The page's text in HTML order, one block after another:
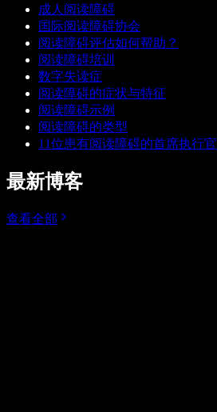
成人阅读障碍
国际阅读障碍协会
阅读障碍评估如何帮助？
阅读障碍培训
数字失读症
阅读障碍的症状与特征
阅读障碍示例
阅读障碍的类型
11位患有阅读障碍的首席执行官
最新博客
查看全部